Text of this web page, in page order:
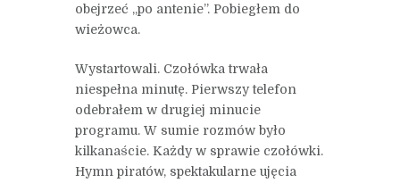
obejrzeć „po antenie”. Pobiegłem do
wieżowca.
Wystartowali. Czołówka trwała
niespełna minutę. Pierwszy telefon
odebrałem w drugiej minucie
programu. W sumie rozmów było
kilkanaście. Każdy w sprawie czołówki.
Hymn piratów, spektakularne ujęcia